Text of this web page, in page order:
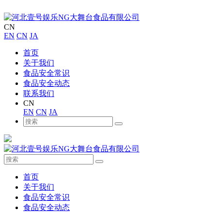
CN
EN CN JA
首页
关于我们
食品安全常识
食品安全动态
联系我们
CN
EN CN JA
首页
关于我们
食品安全常识
食品安全动态